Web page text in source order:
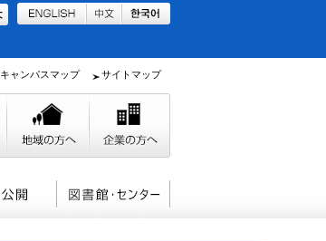
キャンパスマップ サイトマップ